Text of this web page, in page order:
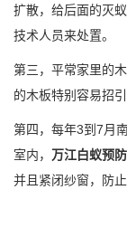
扩散，给后面的灭
技术人员来处置。
第三，平常家里的
的木板特别容易招引
第四，每年3到7月
室内， 万江白蚁预防
并且紧闭纱窗，防